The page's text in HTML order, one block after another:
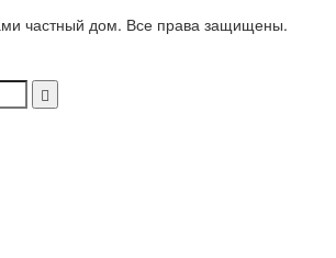
частный дом. Все права защищены.